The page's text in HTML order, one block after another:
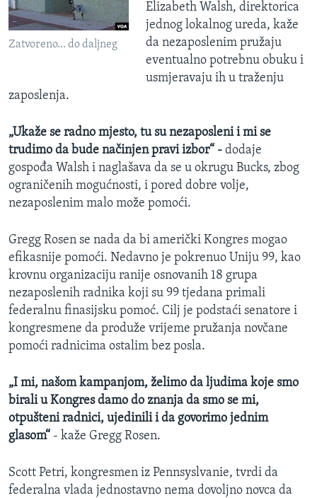
Zatvoreno... do daljneg
Elizabeth Walsh, direktorica
jednog lokalnog ureda, kaže
da nezaposlenim pružaju
eventualno potrebnu obuku i
usmjeravaju ih u traženju
zaposlenja.
„Ukaže se radno mjesto, tu su nezaposleni i mi se
trudimo da bude načinjen pravi izbor“ - dodaje
gospođa Walsh i naglašava da se u okrugu Bucks, zbog
ograničenih mogućnosti, i pored dobre volje,
nezaposlenim malo može pomoći.
Gregg Rosen se nada da bi američki Kongres mogao
efikasnije pomoći. Nedavno je pokrenuo Uniju 99, kao
krovnu organizaciju ranije osnovanih 18 grupa
nezaposlenih radnika koji su 99 tjedana primali
federalnu finasijsku pomoć. Cilj je podstaći senatore i
kongresmene da produže vrijeme pružanja novčane
pomoći radnicima ostalim bez posla.
„I mi, našom kampanjom, želimo da ljudima koje smo
birali u Kongres damo do znanja da smo se mi,
otpušteni radnici, ujedinili i da govorimo jednim
glasom“ - kaže Gregg Rosen.
Scott Petri, kongresmen iz Pennsyslvanie, tvrdi da
federalna vlada jednostavno nema dovoljno novca da